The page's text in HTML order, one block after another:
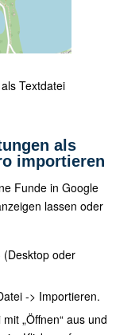
Textdatei
als
importieren
Funde in Google
lassen oder
(Desktop oder
-> Importieren.
„Öffnen“ aus und